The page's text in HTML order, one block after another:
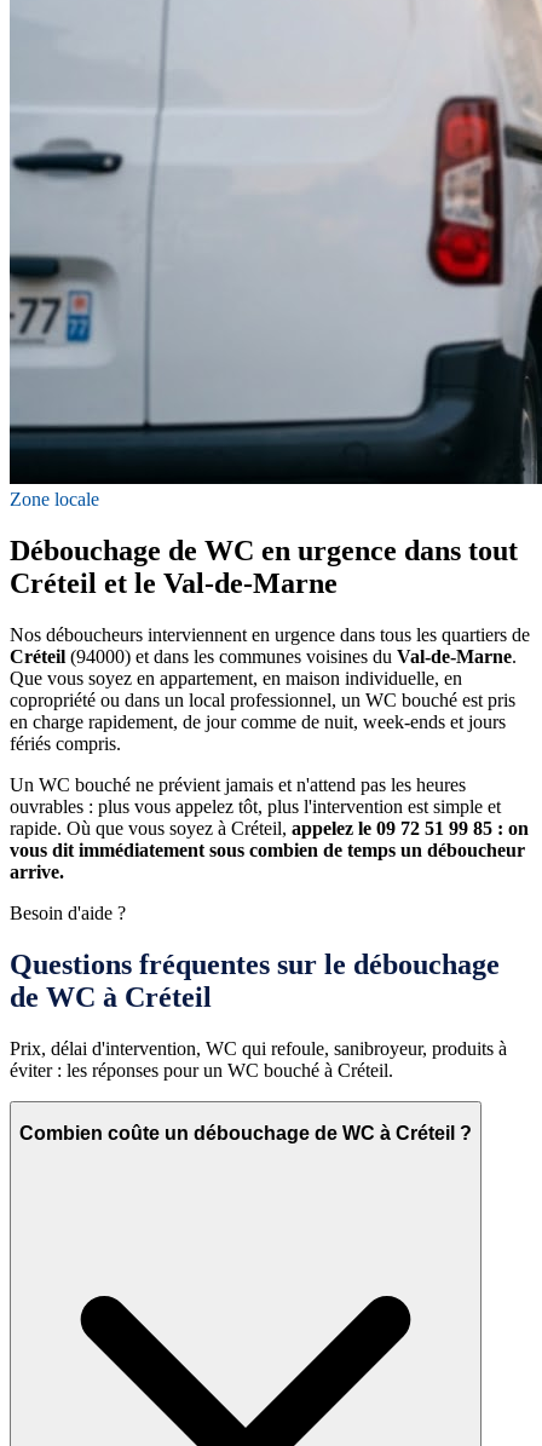
Zone locale
Débouchage de WC en urgence dans tout
Créteil et le Val-de-Marne
Nos déboucheurs interviennent en urgence dans tous les quartiers de
Créteil (94000) et dans les communes voisines du Val-de-Marne.
Que vous soyez en appartement, en maison individuelle, en
copropriété ou dans un local professionnel, un WC bouché est pris
en charge rapidement, de jour comme de nuit, week-ends et jours
fériés compris.
Un WC bouché ne prévient jamais et n'attend pas les heures
ouvrables : plus vous appelez tôt, plus l'intervention est simple et
rapide. Où que vous soyez à Créteil, appelez le 09 72 51 99 85 : on
vous dit immédiatement sous combien de temps un déboucheur
arrive.
Besoin d'aide ?
Questions fréquentes sur le débouchage
de WC à Créteil
Prix, délai d'intervention, WC qui refoule, sanibroyeur, produits à
éviter : les réponses pour un WC bouché à Créteil.
Combien coûte un débouchage de WC à Créteil ?